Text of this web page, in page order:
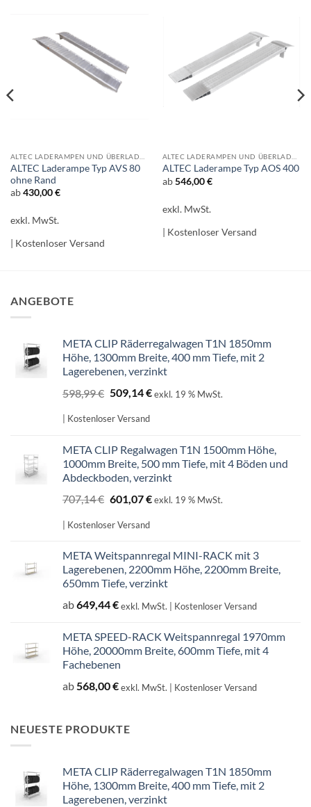
ALTEC Laderampe Typ AVS 80
ohne Rand
ab430,00€
exkl. MwSt.
| Kostenloser Versand
ALTEC Laderampe Typ AOS 400
ab546,00€
exkl. MwSt.
| Kostenloser Versand
ANGEBOTE
META CLIP Räderregalwagen T1N 1850mm
Höhe, 1300mm Breite, 400 mm Tiefe, mit 2
Lagerebenen, verzinkt
598,99€ Ursprünglicher
war:
509,14€Aktueller
exkl. 19 % MwSt.
| Kostenloser Versand
META CLIP Regalwagen T1N 1500mm Höhe,
1000mm Breite, 500 mm Tiefe, mit 4 Böden und
Abdeckboden, verzinkt
707,14€ Ursprünglicher
Preis
war:
601,07€Aktueller
exkl. 19 % MwSt.
| Kostenloser Versand
META Weitspannregal MINI-RACK mit 3
Lagerebenen, 2200mm Höhe, 2200mm Breite,
650mm Tiefe, verzinkt
ab649,44€exkl. MwSt. | Kostenloser Versand
META SPEED-RACK Weitspannregal 1970mm
Höhe, 20000mm Breite, 600mm Tiefe, mit 4
Fachebenen
ab568,00€exkl. MwSt. | Kostenloser Versand
NEUESTE PRODUKTE
META CLIP Räderregalwagen T1N 1850mm
Höhe, 1300mm Breite, 400 mm Tiefe, mit 2
Lagerebenen, verzinkt